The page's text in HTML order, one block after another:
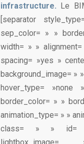
infrastructure. Le
[separator
sep_color= » »
width= » »
spacing= »yes »
background_image= »
hover_type=
border_color= » »
animation_type= » »
class= » » id=
lightbox_image=